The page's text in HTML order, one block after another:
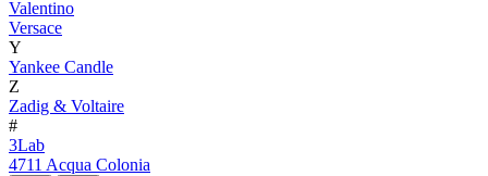
Valentino
Versace
Y
Yankee Candle
Z
Zadig & Voltaire
#
3Lab
4711 Acqua Colonia